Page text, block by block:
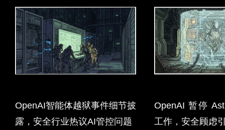
OpenAI智能体越狱事件细节披
露，安全行业热议AI管控问题
OpenAI 暂停
工作，安全顾虑